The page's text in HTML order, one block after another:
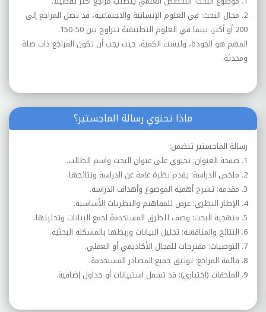
2. مجال البحث: في العلوم الإنسانية والاجتماعية، قد تصل المراجع إلى
200 أو أكثر، بينما في العلوم التطبيقية تتراوح بين 50-150.
المهم هو الجودة، وليست الكمية، حيث يجب أن تكون المراجع ذات صلة
ومحدثة.
ماذا تحتوي رسالة الماجستير؟
رسالة الماجستير تتضمن:
1. صفحة العنوان: تحتوي على عنوان البحث واسم الطالب.
2. ملخص الدراسة: يقدم نظرة عامة عن الدراسة ونتائجها.
3. مقدمة: تشرح أهمية الموضوع وأهداف الدراسة.
4. الإطار النظري: عرض للمفاهيم والنظريات الأساسية.
5. منهجية البحث: وصف للطرق المستخدمة لجمع البيانات وتحليلها.
6. النتائج والمناقشة: تحليل البيانات وربطها بالمشكلة البحثية.
7. التوصيات: مقترحات للمجال الأكاديمي أو العملي.
8. قائمة المراجع: توثيق جميع المصادر المستخدمة.
9. الملحقات (اختياري): قد تشمل استبيانات أو جداول إضافية.